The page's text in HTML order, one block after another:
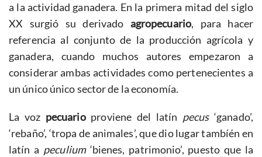
a la actividad ganadera. En la primera mitad del siglo
XX surgió su derivado agropecuario, para hacer
referencia al conjunto de la producción agrícola y
ganadera, cuando muchos autores empezaron a
considerar ambas actividades como pertenecientes a
un único único sector de la economía.
La voz pecuario proviene del latín pecus ‘ganado’,
‘rebaño’, ‘tropa de animales’, que dio lugar tambíén en
latín a peculium ‘bienes, patrimonio’, puesto que la